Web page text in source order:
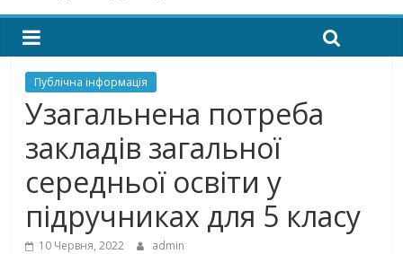
Публічна інформація
Узагальнена потреба
закладів загальної
середньої освіти у
підручниках для 5 класу
10 Червня, 2022 admin